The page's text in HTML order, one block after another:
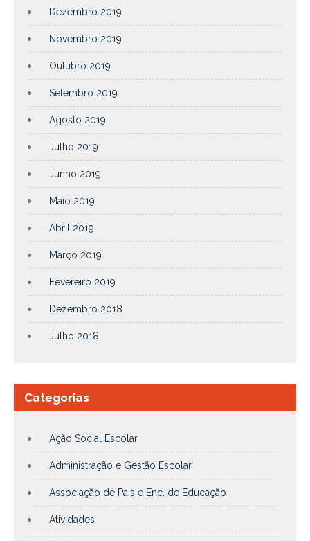
Dezembro 2019
Novembro 2019
Outubro 2019
Setembro 2019
Agosto 2019
Julho 2019
Junho 2019
Maio 2019
Abril 2019
Março 2019
Fevereiro 2019
Dezembro 2018
Julho 2018
Categorias
Ação Social Escolar
Administração e Gestão Escolar
Associação de Pais e Enc. de Educação
Atividades